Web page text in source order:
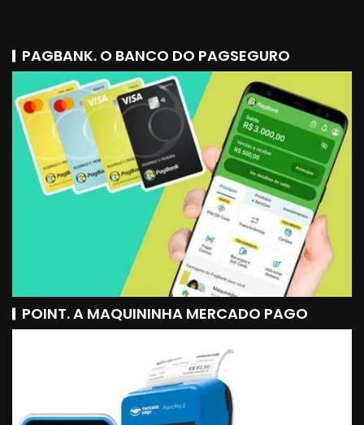
PAGBANK. O BANCO DO PAGSEGURO
POINT. A MAQUININHA MERCADO PAGO